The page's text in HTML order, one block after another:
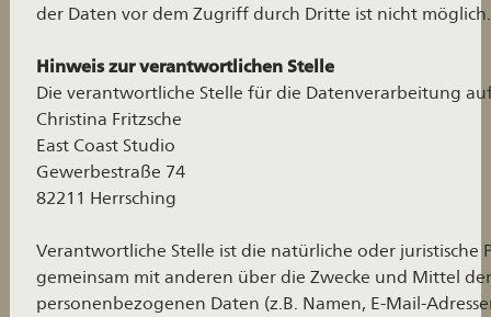
der Daten vor dem Zugriff durch Dritte ist nicht möglich.
Hinweis zur verantwortlichen Stelle
Die verantwortliche Stelle für die Datenverarbeitung
Christina Fritzsche
East Coast Studio
Gewerbestraße 74
82211 Herrsching
Verantwortliche Stelle ist die natürliche oder juristische
gemeinsam mit anderen über die Zwecke und Mittel
personenbezogenen Daten (z.B. Namen, E-Mail-